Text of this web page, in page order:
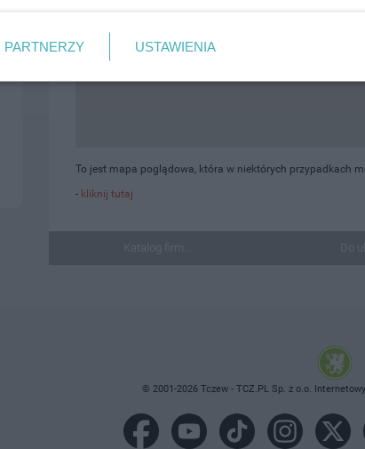
To jest mapa poglądowa, która w niektórych przypadkach
- kliknij tutaj
© 2001-2026 Tczew - TCZ.PL Sp. z o.o.
PARTNERZY USTAWIENIA